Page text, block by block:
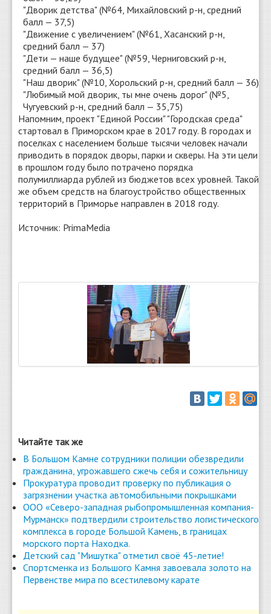
"Дворик детства" (№64, Михайловский р-н, средний
балл — 37,5)
"Движение с увеличением" (№61, Хасанский р-н,
средний балл — 37)
"Дети — наше будущее" (№59, Черниговский р-н,
средний балл — 36,5)
"Наш дворик" (№10, Хорольский р-н, средний балл — 36)
"Любимый мой дворик, ты мне очень дорог" (№5,
Чугуевский р-н, средний балл — 35,75)
Напомним, проект "Единой России" "Городская среда"
стартовал в Приморском крае в 2017 году. В городах и
поселках с населением больше тысячи человек начали
приводить в порядок дворы, парки и скверы. На эти цели
в прошлом году было потрачено порядка
полумиллиарда рублей из бюджетов всех уровней. Такой
же объем средств на благоустройство общественных
территорий в Приморье направлен в 2018 году.
Источник: PrimaMedia
Читайте так же
В Большом Камне сотрудники полиции обезвредили
гражданина, угрожавшего сжечь себя и сожительницу
Прокуратура проводит проверку по публикация о
загрязнении участка автомобильными покрышками
ООО «Северо-западная рыбопромышленная компания-
Мурманск» подтвердили строительство логистического
комплекса в городе Большой Камень, в границах
морского порта Находка.
Детский сад "Мишутка" отметил своё 45-летие!
Спортсменка из Большого Камня завоевала золото на
Первенстве мира по всестилевому карате